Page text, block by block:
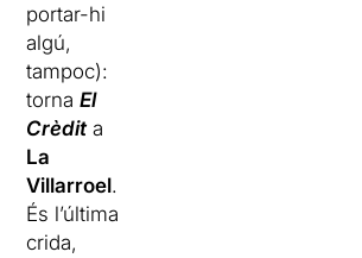
portar-hi
algú,
tampoc):
tornaEl
Crèdita
La
Villarroel.
És l’última
crida,